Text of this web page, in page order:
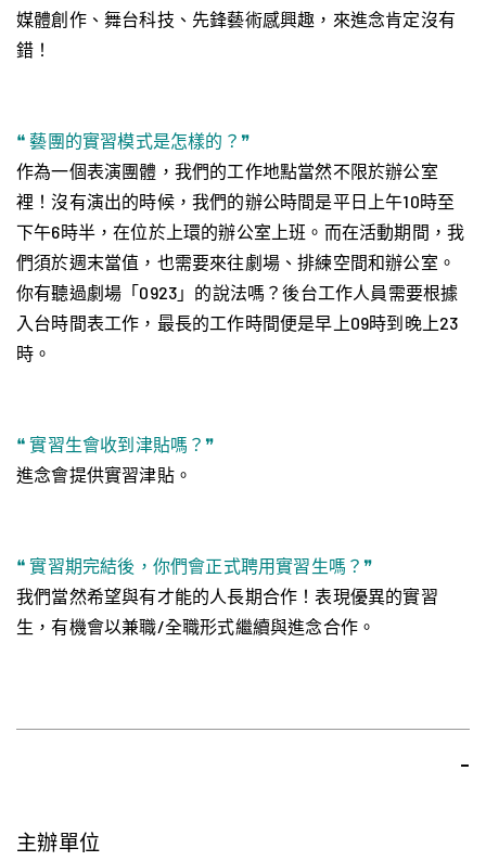
媒體創作、舞台科技、先鋒藝術感興趣，來進念肯定沒有
錯！
❝ 藝團的實習模式是怎樣的？❞
作為一個表演團體，我們的工作地點當然不限於辦公室
裡！沒有演出的時候，我們的辦公時間是平日上午10時至
下午6時半，在位於上環的辦公室上班。而在活動期間，我
們須於週末當值，也需要來往劇場、排練空間和辦公室。
你有聽過劇場「0923」的說法嗎？後台工作人員需要根據
入台時間表工作，最長的工作時間便是早上09時到晚上23
時。
❝ 實習生會收到津貼嗎？❞
進念會提供實習津貼。
❝ 實習期完結後，你們會正式聘用實習生嗎？❞
我們當然希望與有才能的人長期合作！表現優異的實習
生，有機會以兼職/全職形式繼續與進念合作。
-
主辦單位